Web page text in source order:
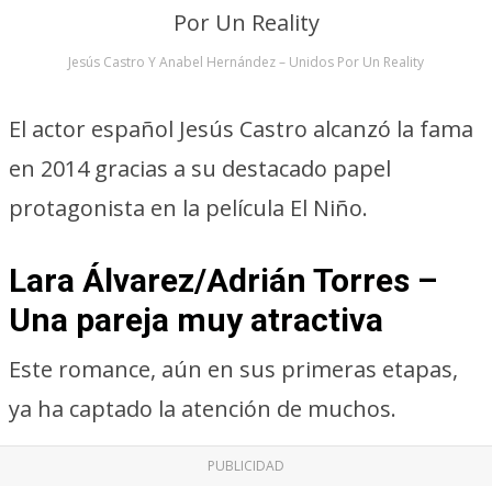
Jesús Castro Y Anabel Hernández – Unidos Por Un Reality
El actor español Jesús Castro alcanzó la fama
en 2014 gracias a su destacado papel
protagonista en la película El Niño.
Lara Álvarez/Adrián Torres –
Una pareja muy atractiva
Este romance, aún en sus primeras etapas,
ya ha captado la atención de muchos.
PUBLICIDAD